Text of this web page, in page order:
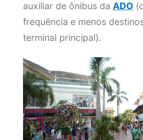
auxiliar de ônibus da ADO
frequência e menos
terminal principal).